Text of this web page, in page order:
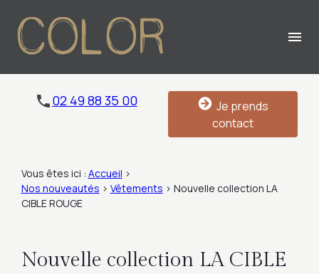
menu
02 49 88 35 00
Je prends
contact
Vous êtes ici : Accueil >
Nos nouveautés > Vêtements > Nouvelle collection LA
CIBLE ROUGE
Nouvelle collection LA CIBLE